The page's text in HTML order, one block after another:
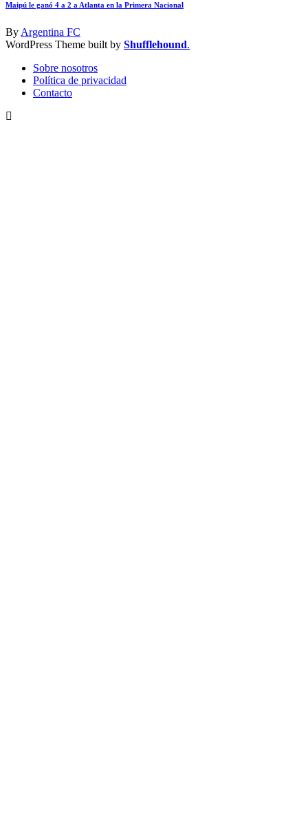
Maipú le ganó 4 a 2 a Atlanta en la Primera Nacional
By Argentina FC
WordPress Theme built by Shufflehound.
Sobre nosotros
Política de privacidad
Contacto